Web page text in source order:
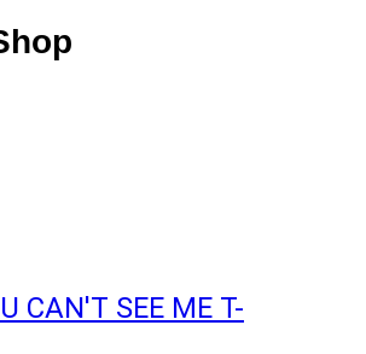
CAN'T SEE ME T-